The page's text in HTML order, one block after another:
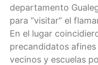
departamento
para “visitar” el
En el lugar
precandidatos
vecinos y escuelas